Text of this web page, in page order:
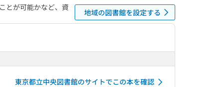
とが可能かなど、資
地域の図書館を設定する
東京都立中央図書館のサイトでこの本を確認